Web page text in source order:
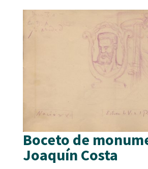
Boceto de
Joaquín Costa